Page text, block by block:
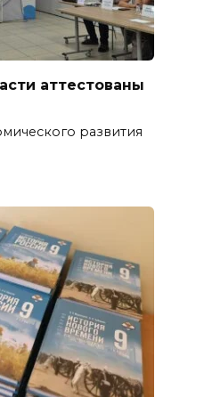
аттестованы
развития